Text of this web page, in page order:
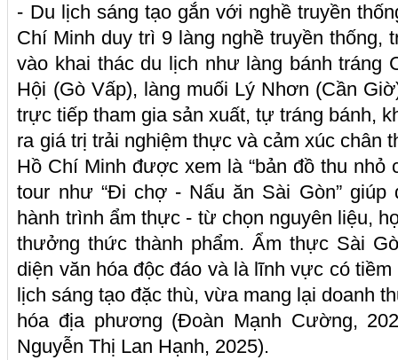
- Du lịch sáng tạo gắn với nghề truyền
Chí Minh duy trì 9 làng nghề truyền thống,
vào khai thác du lịch như làng bánh tráng
Hội (Gò Vấp), làng muối Lý Nhơn (Cần
trực tiếp tham gia sản xuất, tự tráng bánh,
ra giá trị trải nghiệm thực và cảm xúc chân
Hồ Chí Minh được xem là “bản đồ thu nhỏ
tour như “Đi chợ - Nấu ăn Sài Gòn” giúp
hành trình ẩm thực - từ chọn nguyên liệu,
thưởng thức thành phẩm. Ẩm thực Sài
diện văn hóa độc đáo và là lĩnh vực có
lịch sáng tạo đặc thù, vừa mang lại doanh
hóa địa phương (Đoàn Mạnh Cường,
Nguyễn Thị Lan Hạnh, 2025).